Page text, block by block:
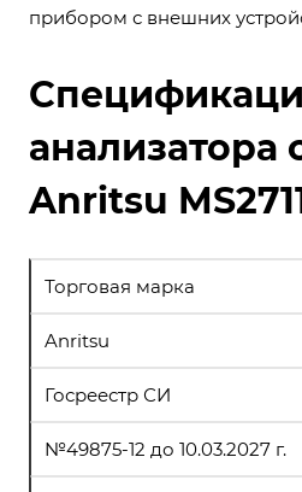
прибором с внешних
анализатора
Anritsu
Торговая марка
Anritsu
Госреестр СИ
№49875-12 до 10.03.2027 г.